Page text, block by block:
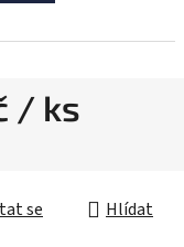
/ ks
se Hlídat